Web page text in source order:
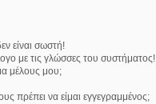
είναι σωστή!
με τις γλώσσες του συστήματος!
μέλους μου;
πρέπει να είμαι εγγεγραμμένος;